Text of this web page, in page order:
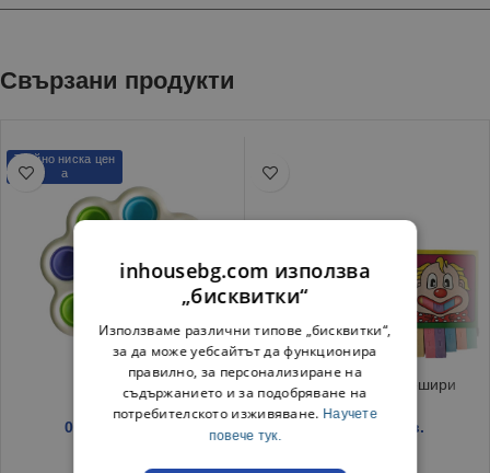
Свързани продукти
Трайно ниска цен
а
Pop- It Цвете
0.97 / 1.90 лв.
Черна дъска с тебешири
/ 4.79 лв.
inhousebg.com използва
„бисквитки“
Използваме различни типове „бисквитки“,
за да може уебсайтът да функционира
правилно, за персонализиране на
съдържанието и за подобряване на
потребителското изживяване. Научете
повече тук.